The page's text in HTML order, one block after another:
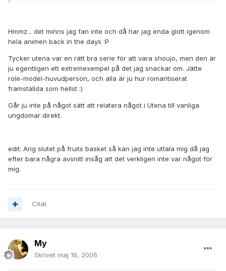
Hmmz... det minns jag fan inte och då har jag enda glott igenom
hela animen back in the days :P
Tycker utena var en rätt bra serie för att vara shoujo, men den är
ju egentligen ett extremexempel på det jag snackar om. Jätte
role-model-huvudperson, och alla är ju hur romantiserat
framställda som hellst :)
Går ju inte på något sätt att relatera något i Utena till vanliga
ungdomar direkt.
edit: Ang slutet på fruits basket så kan jag inte uttala mig då jag
efter bara några avsnitt insåg att det verkligen inte var något för
mig.
Citat
My
Skrivet maj 16, 2006